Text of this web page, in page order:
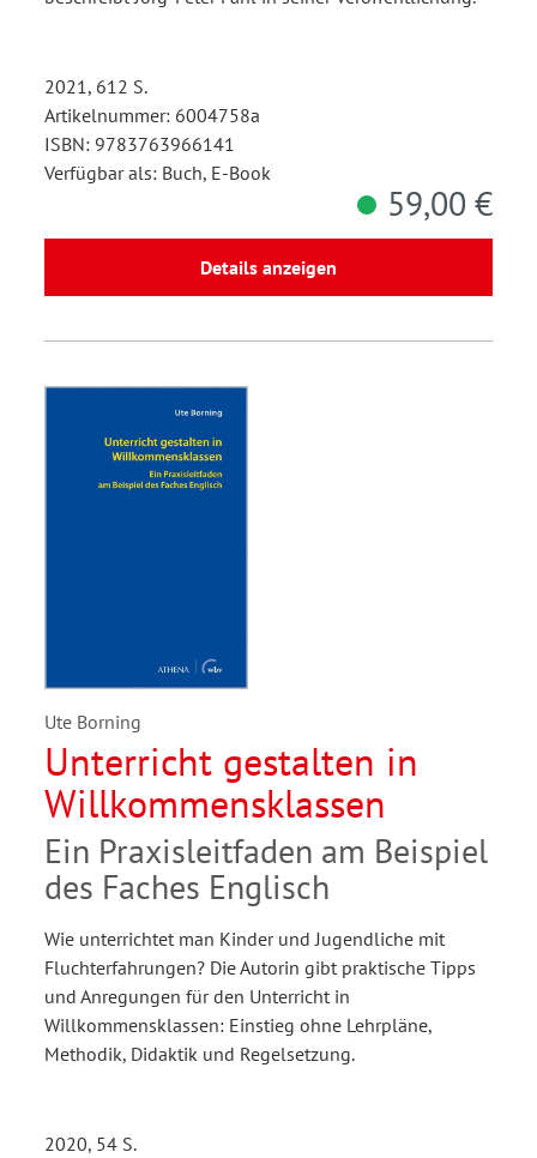
2021, 612 S.
Artikelnummer: 6004758a
ISBN: 9783763966141
Verfügbar als: Buch, E-Book
59,00 €
Details anzeigen
Ute Borning
Unterricht gestalten in
Willkommensklassen
Ein Praxisleitfaden am Beispiel
des Faches Englisch
Wie unterrichtet man Kinder und Jugendliche mit
Fluchterfahrungen? Die Autorin gibt praktische Tipps
und Anregungen für den Unterricht in
Willkommensklassen: Einstieg ohne Lehrpläne,
Methodik, Didaktik und Regelsetzung.
2020, 54 S.